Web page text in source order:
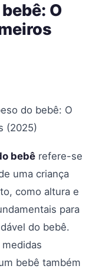
O
do bebê: O
(2025)
bebê refere-se
uma criança
como altura e
para
do bebê.
bebê também